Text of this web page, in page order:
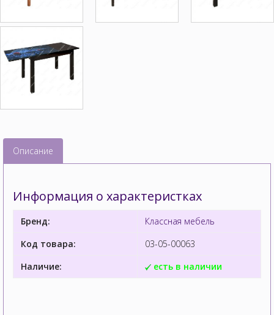
Описание
Информация о характеристках
Бренд:
Классная мебель
Код товара:
03-05-00063
Наличие:
есть в наличии